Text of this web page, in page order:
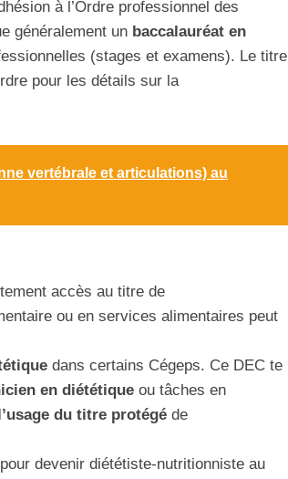
à l’Ordre professionnel des
généralement un baccalauréat en
(stages et examens). Le titre
pour les détails sur la
vertébrale et articulations) au
accès au titre de
ou en services alimentaires peut
dans certains Cégeps. Ce DEC te
en diététique ou tâches en
du titre protégé de
pour devenir diététiste‑nutritionniste au